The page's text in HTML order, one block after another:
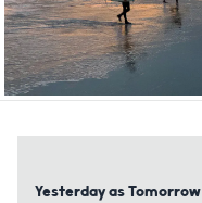
Yesterday as Tomorrow